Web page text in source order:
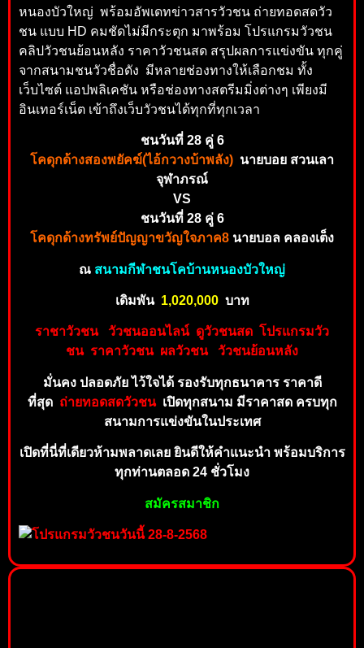
หนองบัวใหญ่ พร้อมอัพเดทข่าวสารวัวชน ถ่ายทอดสดวัว
ชน แบบ HD คมชัดไม่มีกระตุก มาพร้อม โปรแกรมวัวชน
คลิปวัวชนย้อนหลัง ราคาวัวชนสด สรุปผลการแข่งขัน ทุกคู่
จากสนามชนวัวชื่อดัง มีหลายช่องทางให้เลือกชม ทั้ง
เว็บไซต์ แอปพลิเคชัน หรือช่องทางสตรีมมิ่งต่างๆ เพียงมี
อินเทอร์เน็ต เข้าถึงเว็บวัวชนได้ทุกที่ทุกเวลา
ชนวันที่ 28 คู่ 6
โคดุกด้างสองพยัคฆ์(ไอ้กวางบ้าพลัง) นายบอย สวนเลา
จุฬาภรณ์
VS
ชนวันที่ 28 คู่ 6
โคดุกด้างทรัพย์ปัญญาขวัญใจภาค8 นายบอล คลองเต็ง
ณ สนามกีฬาชนโคบ้านหนองบัวใหญ่
เดิมพัน 1,020,000 บาท
ราชาวัวชน วัวชนออนไลน์ ดูวัวชนสด โปรแกรมวัว
ชน ราคาวัวชน ผลวัวชน วัวชนย้อนหลัง
มั่นคง ปลอดภัย ไว้ใจได้ รองรับทุกธนาคาร ราคาดี
ที่สุด ถ่ายทอดสดวัวชน เปิดทุกสนาม มีราคาสด ครบทุก
สนามการแข่งขันในประเทศ
เปิดที่นี่ที่เดียวห้ามพลาดเลย ยินดีให้คำแนะนำ พร้อมบริการ
ทุกท่านตลอด 24 ชั่วโมง
สมัครสมาชิก